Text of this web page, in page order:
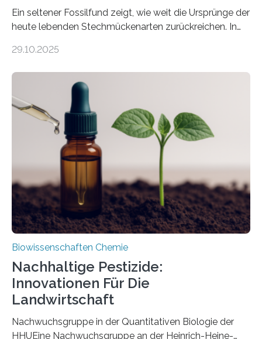
Ein seltener Fossilfund zeigt, wie weit die Ursprünge der
heute lebenden Stechmückenarten zurückreichen. In
Forschende die bisher älteste bekannte Stechmücken-
Region Kachin in Myanmar und hat sich in
ausgezeichnetem Zustand erhalten. Es konnte als neue
Art einer neuen Gattung beschrieben werden und trägt
nun den Namen Cretosabethes primaevus. Dieser erste
fossile Nachweis einer Stechmückenlarve in Bernstein
stellt gleichzeitig den ersten Fossilfund einer
Mückenlarve aus dem Mesozoikum dar, denn…
29.10.2025
Biowissenschaften Chemie
Nachhaltige Pestizide:
Innovationen Für Die
Landwirtschaft
Nachwuchsgruppe in der Quantitativen Biologie der
HHUEine Nachwuchsgruppe an der Heinrich-Heine-